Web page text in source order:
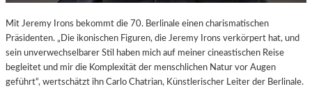
Mit Jeremy Irons bekommt die 70. Berlinale einen charismatischen
Präsidenten. „Die ikonischen Figuren, die Jeremy Irons verkörpert hat, und
sein unverwechselbarer Stil haben mich auf meiner cineastischen Reise
begleitet und mir die Komplexität der menschlichen Natur vor Augen
geführt“, wertschätzt ihn Carlo Chatrian, Künstlerischer Leiter der Berlinale.